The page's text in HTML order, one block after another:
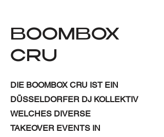
BOOMBOX
CRU
DIE BOOMBOX CRU IST EIN
DÜSSELDORFER DJ KOLLEKTIV
WELCHES DIVERSE
TAKEOVER EVENTS IN